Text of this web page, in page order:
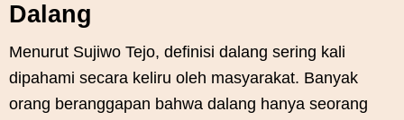
Dalang
Menurut Sujiwo Tejo, definisi dalang sering kali
dipahami secara keliru oleh masyarakat. Banyak
orang beranggapan bahwa dalang hanya seorang